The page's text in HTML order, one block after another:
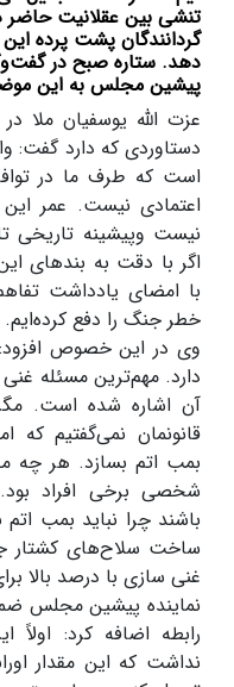
تنشی بین عقلانیت حاضر
گردانندگان پشت پرده
دهد. ستاره صبح در
پیشین مجلس به این
عزت الله یوسفیان ملا
دستاوردی که دارد گفت:
است که طرف ما در
اعتمادی نیست. عمر
نیست وپیشینه تاریخی
اگر با دقت به بندهای
با امضای یادداشت
خطر جنگ را دفع کرده‌ایم.
وی در این خصوص افزود:
دارد. مهم‌ترین مسئله
آن اشاره شده است.
قانونمان نمی‌گفتیم که
بمب اتم بسازد. هر چه
شخصی برخی افراد
باشند چرا نباید بمب
ساخت سلاح‌های کشتار
غنی سازی با درصد بالا
نماینده پیشین مجلس
رابطه اضافه کرد: اولاً
نداشت که این مقدار